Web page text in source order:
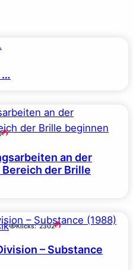
…
an der
der Brille
Klicks: 2302
– Substance